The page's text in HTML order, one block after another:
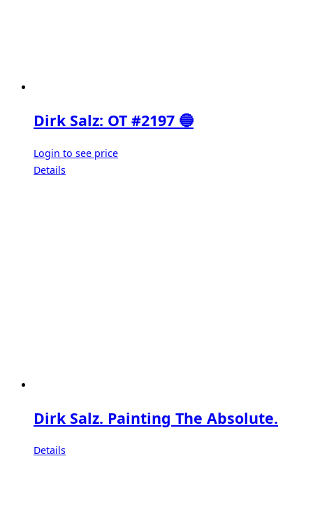
Dirk Salz: OT #2197 🔵
Login to see price
Details
Dirk Salz. Painting The Absolute.
Details